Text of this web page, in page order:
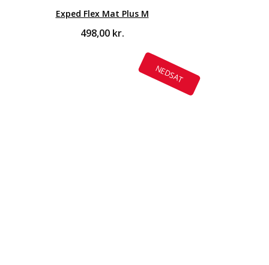
Exped Flex Mat Plus M
498,00 kr.
NEDSAT